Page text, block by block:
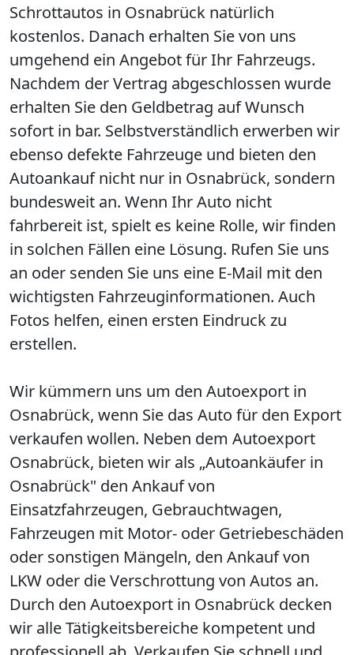
Schrottautos in Osnabrück natürlich
kostenlos. Danach erhalten Sie von uns
umgehend ein Angebot für Ihr Fahrzeugs.
Nachdem der Vertrag abgeschlossen wurde
erhalten Sie den Geldbetrag auf Wunsch
sofort in bar. Selbstverständlich erwerben wir
ebenso defekte Fahrzeuge und bieten den
Autoankauf nicht nur in Osnabrück, sondern
bundesweit an. Wenn Ihr Auto nicht
fahrbereit ist, spielt es keine Rolle, wir finden
in solchen Fällen eine Lösung. Rufen Sie uns
an oder senden Sie uns eine E-Mail mit den
wichtigsten Fahrzeuginformationen. Auch
Fotos helfen, einen ersten Eindruck zu
erstellen.
Wir kümmern uns um den Autoexport in
Osnabrück, wenn Sie das Auto für den Export
verkaufen wollen. Neben dem Autoexport
Osnabrück, bieten wir als „Autoankäufer in
Osnabrück" den Ankauf von
Einsatzfahrzeugen, Gebrauchtwagen,
Fahrzeugen mit Motor- oder Getriebeschäden
oder sonstigen Mängeln, den Ankauf von
LKW oder die Verschrottung von Autos an.
Durch den Autoexport in Osnabrück decken
wir alle Tätigkeitsbereiche kompetent und